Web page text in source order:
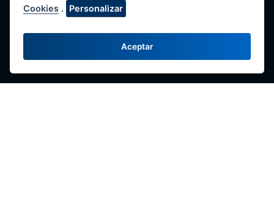
Contacte con Nosotros
(51-1) 424-4958
comunicaciones@fenacrep.org
Cookies . Personalizar
Aceptar